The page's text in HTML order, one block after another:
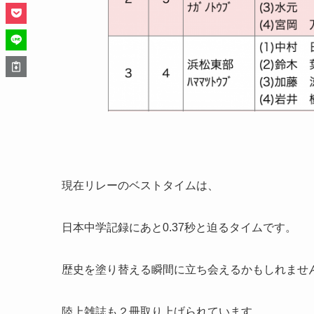
現在リレーのベストタイムは、
日本中学記録にあと0.37秒と迫るタイムです。
歴史を塗り替える瞬間に立ち会えるかもしれませ
陸上雑誌も２冊取り上げられています。